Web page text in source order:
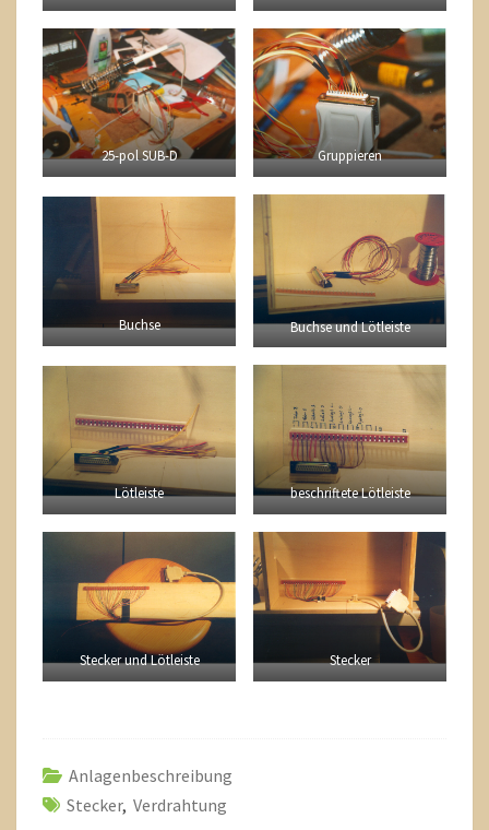
25-pol SUB-D Gruppieren
Buchse Buchse und Lötleiste
Lötleiste beschriftete Lötleiste
Stecker und Lötleiste Stecker
Anlagenbeschreibung
Stecker, Verdrahtung